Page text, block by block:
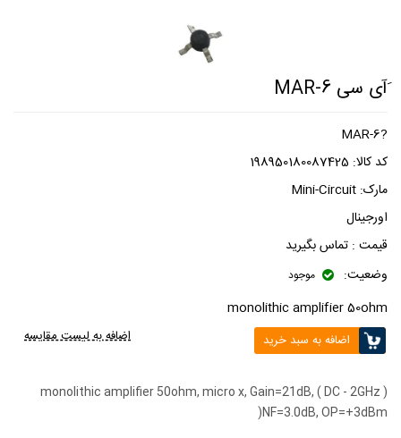
َآی سی MAR-6
?MAR-6
کد کالا: 198950180087425
مارک: Mini-Circuit
اورجینال
قیمت : تماس بگیرید
وضعیت:
موجود
monolithic amplifier 50ohm
اضافه به سبد خرید اضافه به لیست مقایسه
( DC - 2GHz ) monolithic amplifier 50ohm, micro x, Gain=
21dB,
NF=3.0dB, OP=+3dBm(